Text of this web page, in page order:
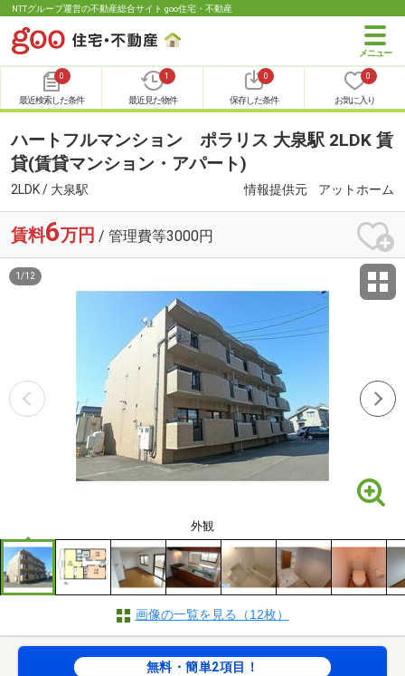
NTTグループ運営の不動産総合サイト goo住宅・不動産
0
最近検索した条件
1
最近見た物件
0
保存した条件
0
お気に入り
ハートフルマンション ポラリス 大泉駅 2LDK 賃
貸(賃貸マンション・アパート)
2LDK / 大泉駅 情報提供元 アットホーム
賃料6万円 / 管理費等3000円
外観
1 /12
画像の一覧を見る（12枚）
無料・簡単2項目！